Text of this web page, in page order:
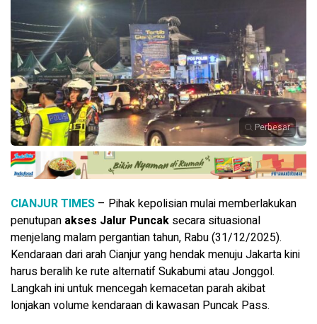
Perbesar
CIANJUR TIMES – Pihak kepolisian mulai memberlakukan
penutupan akses Jalur Puncak secara situasional
menjelang malam pergantian tahun, Rabu (31/12/2025).
Kendaraan dari arah Cianjur yang hendak menuju Jakarta kini
harus beralih ke rute alternatif Sukabumi atau Jonggol.
Langkah ini untuk mencegah kemacetan parah akibat
lonjakan volume kendaraan di kawasan Puncak Pass.